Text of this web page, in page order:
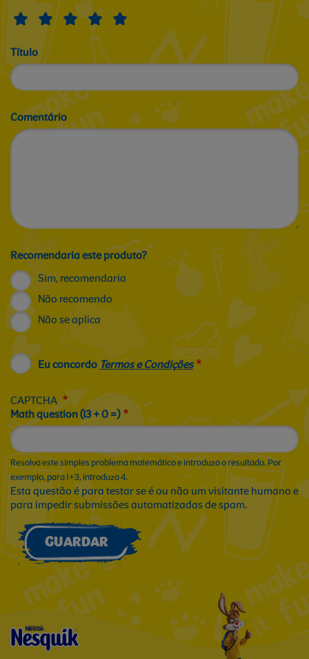
Título
Comentário
Recomendaria este produto?
Sim, recomendaria
Não recomendo
Não se aplica
Eu concordo Termos e Condições
CAPTCHA
Math question (13 + 0 =)
Resolva este simples problema matemático e introduza o resultado. Por
exemplo, para 1+3, introduza 4.
Esta questão é para testar se é ou não um visitante humano e
para impedir submissões automatizadas de spam.
GUARDAR